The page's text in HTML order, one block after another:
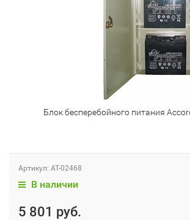
Блок бесперебойного питания
Артикул: AT-02468
В наличии
5 801 руб.